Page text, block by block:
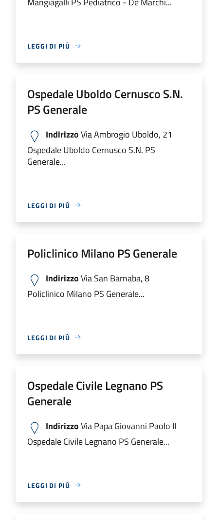
LEGGI DI PIÙ
Ospedale Uboldo Cernusco S.N.
PS Generale
IndirizzoVia Ambrogio Uboldo, 21
Ospedale Uboldo Cernusco S.N. PS
Generale...
LEGGI DI PIÙ
Policlinico Milano PS Generale
IndirizzoVia San Barnaba, 8
Policlinico Milano PS Generale...
LEGGI DI PIÙ
Ospedale Civile Legnano PS
Generale
IndirizzoVia Papa Giovanni Paolo II
Ospedale Civile Legnano PS Generale...
LEGGI DI PIÙ